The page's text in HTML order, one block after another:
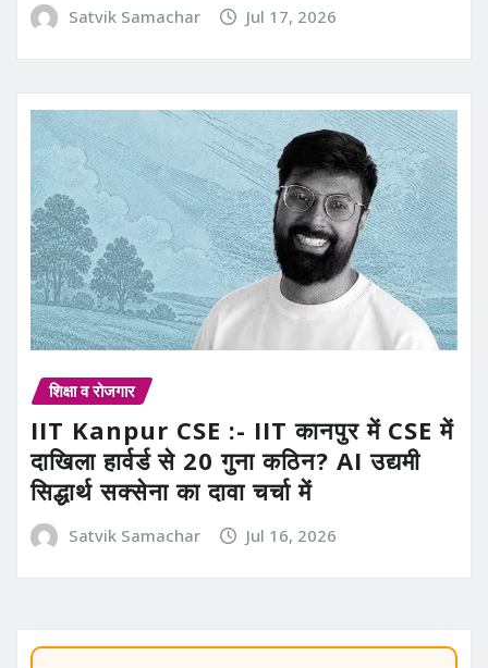
Satvik Samachar Jul 17, 2026
शिक्षा व रोजगार
IIT Kanpur CSE :- IIT कानपुर में CSE में
दाखिला हार्वर्ड से 20 गुना कठिन? AI उद्यमी
सिद्धार्थ सक्सेना का दावा चर्चा में
Satvik Samachar Jul 16, 2026